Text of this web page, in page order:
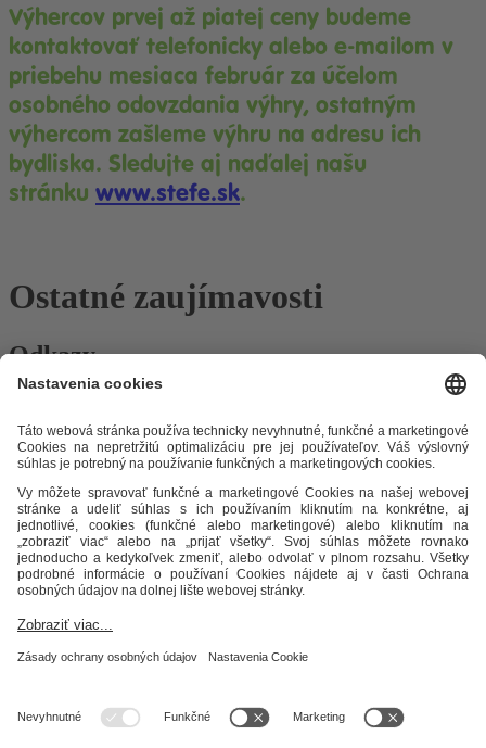
Výhercov prvej až piatej ceny budeme
kontaktovať telefonicky alebo e-mailom v
priebehu mesiaca február za účelom
osobného odovzdania výhry, ostatným
výhercom zašleme výhru na adresu ich
bydliska. Sledujte aj naďalej našu
stránku www.stefe.sk.
Ostatné zaujímavosti
Odkazy
Ochrana osobných údajov
Cenník zemný plyn
Časopis Teplo v
meste Impresum Etický kódex Podmienky a ustanovenia Mapa
stránky
STEFE THS, s.r.o.
Okružná 42/9
050 01 Revúca
IČO: 36 045 403
IČ DPH: SK2020069436
+421 58 4424 178